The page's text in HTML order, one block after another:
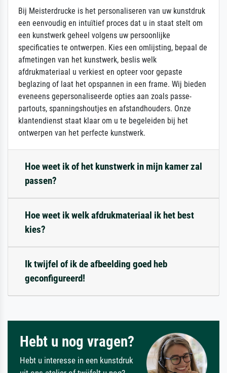
Bij Meisterdrucke is het personaliseren van uw kunstdruk
een eenvoudig en intuïtief proces dat u in staat stelt om
een kunstwerk geheel volgens uw persoonlijke
specificaties te ontwerpen. Kies een omlijsting, bepaal de
afmetingen van het kunstwerk, beslis welk
afdrukmateriaal u verkiest en opteer voor gepaste
beglazing of laat het opspannen in een frame. Wij bieden
eveneens gepersonaliseerde opties aan zoals passe-
partouts, spanningshoutjes en afstandhouders. Onze
klantendienst staat klaar om u te begeleiden bij het
ontwerpen van het perfecte kunstwerk.
Hoe weet ik of het kunstwerk in mijn kamer zal
passen?
Hoe weet ik welk afdrukmateriaal ik het best
kies?
Ik twijfel of ik de afbeelding goed heb
geconfigureerd!
Hebt u nog vragen?
Hebt u interesse in een kunstdruk